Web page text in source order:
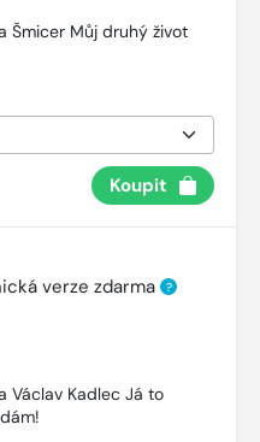
Šmicer Můj druhý život
Koupit
verze zdarma ?
Václav Kadlec Já to